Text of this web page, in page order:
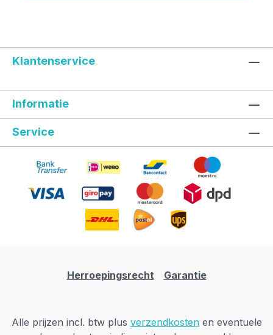
Klantenservice
Informatie
Service
Herroepingsrecht Garantie
Alle prijzen incl. btw plus verzendkostenen eventuele